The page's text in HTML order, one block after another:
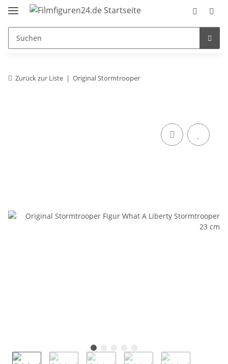
Zurück zur Liste Original Stormtrooper